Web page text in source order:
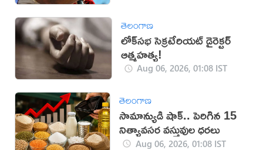
తెలంగాణ
లోక్‌సభ సెక్రటేరియట్‌ డైరెక్టర్‌
ఆత్మహత్య!
Aug 06, 2026, 01:08 IST
తెలంగాణ
సామాన్యుడి షాక్.. పెరిగిన 15
నిత్యావసర వస్తువుల ధరలు
Aug 06, 2026, 01:08 IST